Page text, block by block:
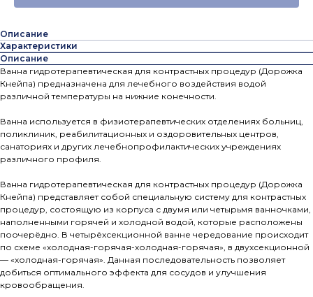
Описание
Характеристики
Описание
Ванна гидротерапевтическая для контрастных процедур (Дорожка
Кнейпа) предназначена для лечебного воздействия водой
различной температуры на нижние конечности.
Ванна используется в физиотерапевтических отделениях больниц,
поликлиник, реабилитационных и оздоровительных центров,
санаториях и других лечебнопрофилактических учреждениях
различного профиля.
Ванна гидротерапевтическая для контрастных процедур (Дорожка
Кнейпа) представляет собой специальную систему для контрастных
процедур, состоящую из корпуса с двумя или четырьмя ванночками,
наполненными горячей и холодной водой, которые расположены
поочерёдно. В четырёхсекционной ванне чередование происходит
по схеме «холодная-горячая-холодная-горячая», в двухсекционной
— «холодная-горячая». Данная последовательность позволяет
добиться оптимального эффекта для сосудов и улучшения
кровообращения.